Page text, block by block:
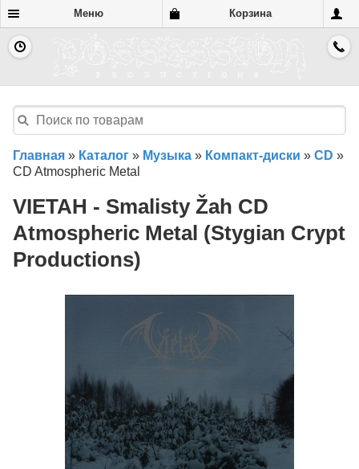
Меню Корзина
Главная » Каталог » Музыка » Компакт-диски » CD »
CD Atmospheric Metal
VIETAH - Smalisty Žah CD
Atmospheric Metal (Stygian Crypt
Productions)